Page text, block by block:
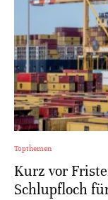
Topthemen
Kurz vor
Schlupfloch